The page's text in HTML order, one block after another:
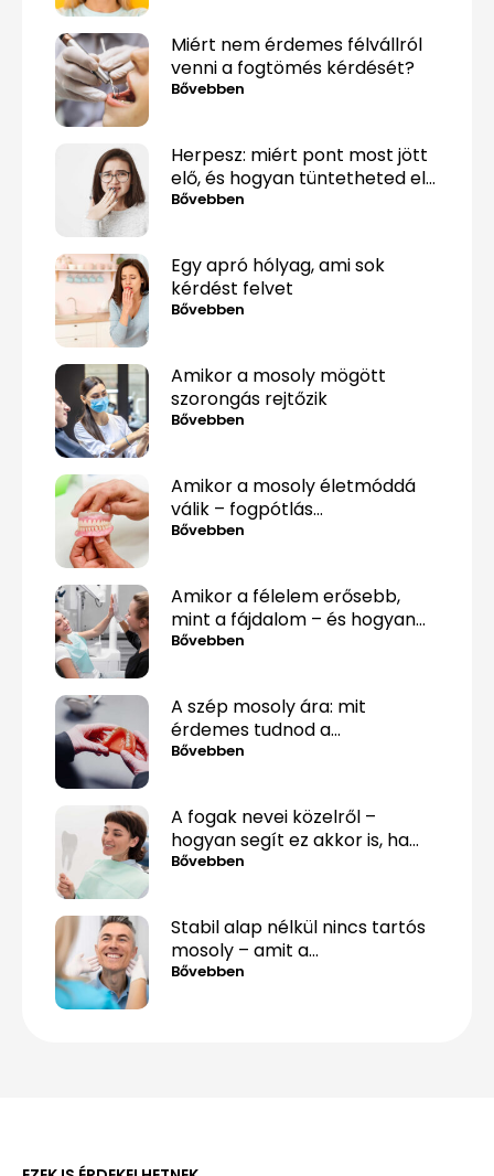
Miért nem érdemes félvállról
venni a fogtömés kérdését?
Bővebben
Herpesz: miért pont most jött
elő, és hogyan tüntetheted el
minél gyorsabban?
Bővebben
Egy apró hólyag, ami sok
kérdést felvet
Bővebben
Amikor a mosoly mögött
szorongás rejtőzik
Bővebben
Amikor a mosoly életmóddá
válik – fogpótlás
közérthetően, tabuk nélkül
Bővebben
Amikor a félelem erősebb,
mint a fájdalom – és hogyan
lehet mégis túllépni rajta
Bővebben
A szép mosoly ára: mit
érdemes tudnod a
fogpótlásról, mielőtt döntesz?
Bővebben
A fogak nevei közelről –
hogyan segít ez akkor is, ha
csak „valami fáj hátul”?
Bővebben
Stabil alap nélkül nincs tartós
mosoly – amit a
csontpótlásról tényleg tudnod
Bővebben